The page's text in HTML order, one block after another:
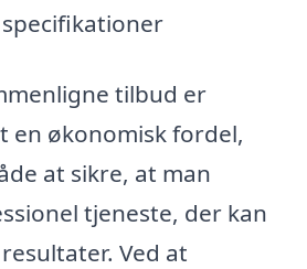
tilbud er
en økonomisk fordel,
at sikre, at man
tjeneste, der kan
Ved at